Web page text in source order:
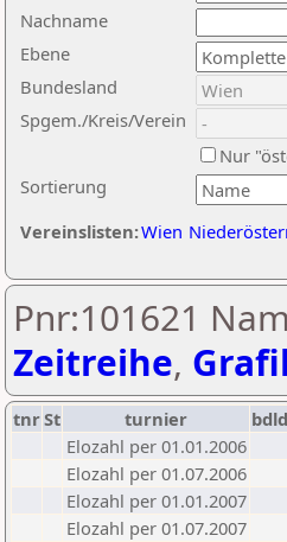
Nachname
Ebene
Sortierung
Bundesland
Spgem./Kreis/Verein
Nur
Vereinslisten:Wien
Pnr:101621
Zeitreihe,
tnrSt turnier bdld
Elozahl per 01.01.2006
Elozahl per 01.07.2006
Elozahl per 01.01.2007
Elozahl per 01.07.2007